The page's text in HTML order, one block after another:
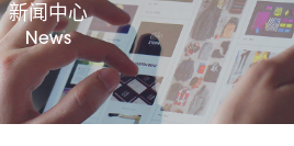
新闻中心
News